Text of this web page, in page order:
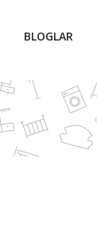
BLOGLAR